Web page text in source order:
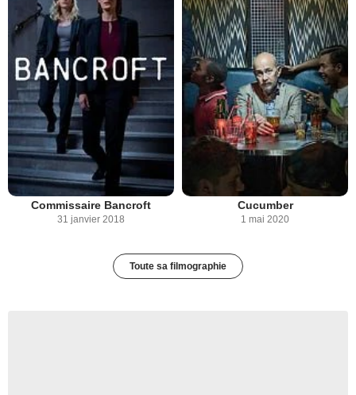
Commissaire Bancroft
31 janvier 2018
Cucumber
1 mai 2020
Toute sa filmographie